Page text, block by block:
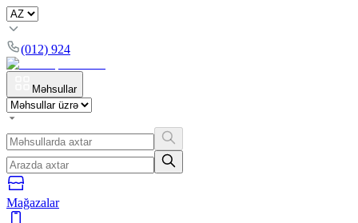
(012) 924
Məhsullar
Mağazalar